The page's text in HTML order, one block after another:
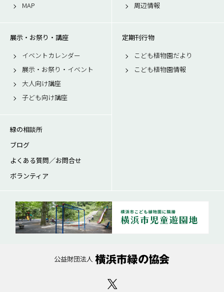
MAP
周辺情報
展示・お祭り・講座
イベントカレンダー
展示・お祭り・イベント
大人向け講座
子ども向け講座
定期刊行物
こども植物園だより
こども植物園情報
緑の相談所
ブログ
よくある質問／お問合せ
ボランティア